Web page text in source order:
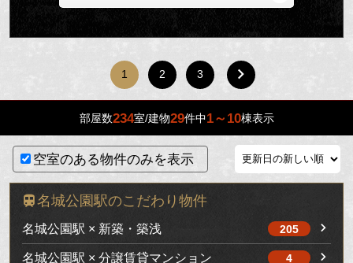
1 2 3
部屋数234室/建物29件中1～10棟表示
空室のある物件のみを表示
名城公園駅のこだわり物件
名城公園駅 × 新築・築浅 205
名城公園駅 × 分譲賃貸マンション 4